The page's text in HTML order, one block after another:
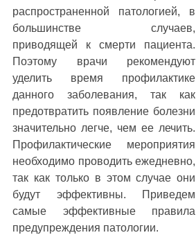
распространенной патологией, в
большинстве случаев,
приводящей к смерти пациента.
Поэтому врачи рекомендуют
уделить время профилактике
данного заболевания, так как
предотвратить появление болезни
значительно легче, чем ее лечить.
Профилактические мероприятия
необходимо проводить ежедневно,
так как только в этом случае они
будут эффективны. Приведем
самые эффективные правила
предупреждения патологии.